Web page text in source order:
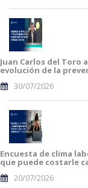
Juan Carlos del Toro
evolución de la
30/07/2026
Encuesta de clima
que puede costarle
20/07/2026